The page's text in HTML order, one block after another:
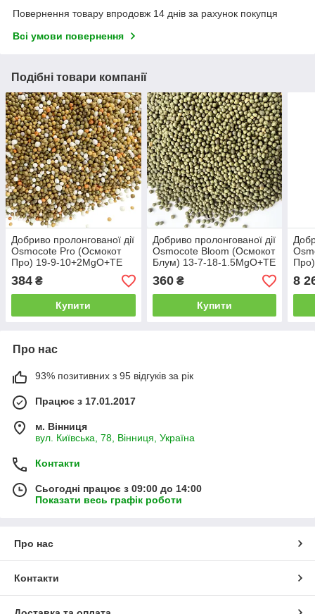
Повернення товару впродовж 14 днів за рахунок покупця
Всі умови повернення
Подібні товари компанії
Добриво пролонгованої дії
Osmocote Pro (Осмокот
Про) 19-9-10+2MgO+TE
(5-6M) 1 кг
384 ₴
Купити
Добриво пролонгованої дії
Osmocote Bloom (Осмокот
Блум) 13-7-18-1.5MgO+TE
(2-3M) 1 кг
360₴
Купити
(3-
8
Про нас
93% позитивних з 95 відгуків за рік
Працює з 17.01.2017
м. Вінниця
вул. Київська, 78, Вінниця, Україна
Контакти
Сьогодні працює з 09:00 до 14:00
Показати весь графік роботи
Про нас
Контакти